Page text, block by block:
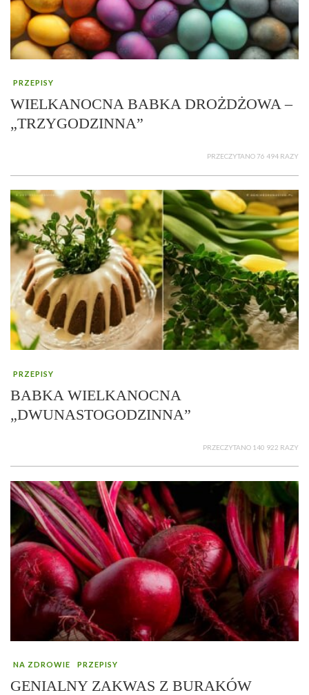
PRZEPISY
WIELKANOCNA BABKA DROŻDŻOWA –
„TRZYGODZINNA”
PRZECZYTANO 76 494 RAZY
PRZEPISY
BABKA WIELKANOCNA
„DWUNASTOGODZINNA”
PRZECZYTANO 140 922 RAZY
NA ZDROWIE PRZEPISY
GENIALNY ZAKWAS Z BURAKÓW